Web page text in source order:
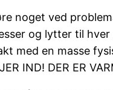
noget ved
og lytter til
med en masse
IND! DER ER